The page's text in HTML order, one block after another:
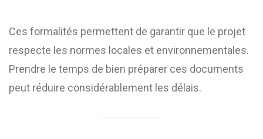
Ces formalités permettent de garantir que le projet
respecte les normes locales et environnementales.
Prendre le temps de bien préparer ces documents
peut réduire considérablement les délais.